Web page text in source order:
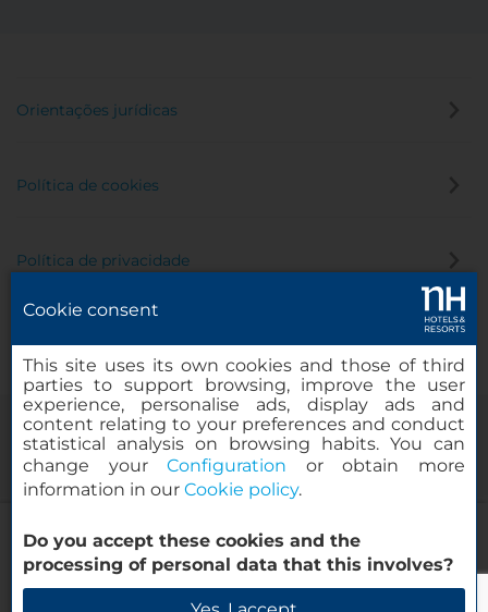
NH Milano 2
Verificar disponibilidade
Orientações jurídicas
Política de cookies
Política de privacidade
© 2000-2026 MINOR HOTELS EUROPE & AMERICAS Santa Engracia
120. 28003 Madrid, Espanha
Cookie consent
This site uses its own cookies and those of third
parties to support browsing, improve the user
experience, personalise ads, display ads and
content relating to your preferences and conduct
statistical analysis on browsing habits. You can
change yourConfiguration or obtain more
information in our Cookie policy.
Do you accept these cookies and the
processing of personal data that this involves?